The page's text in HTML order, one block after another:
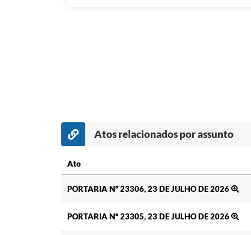
Atos relacionados por assunto
Ato
PORTARIA Nº 23306, 23 DE JULHO DE 2026
PORTARIA Nº 23305, 23 DE JULHO DE 2026